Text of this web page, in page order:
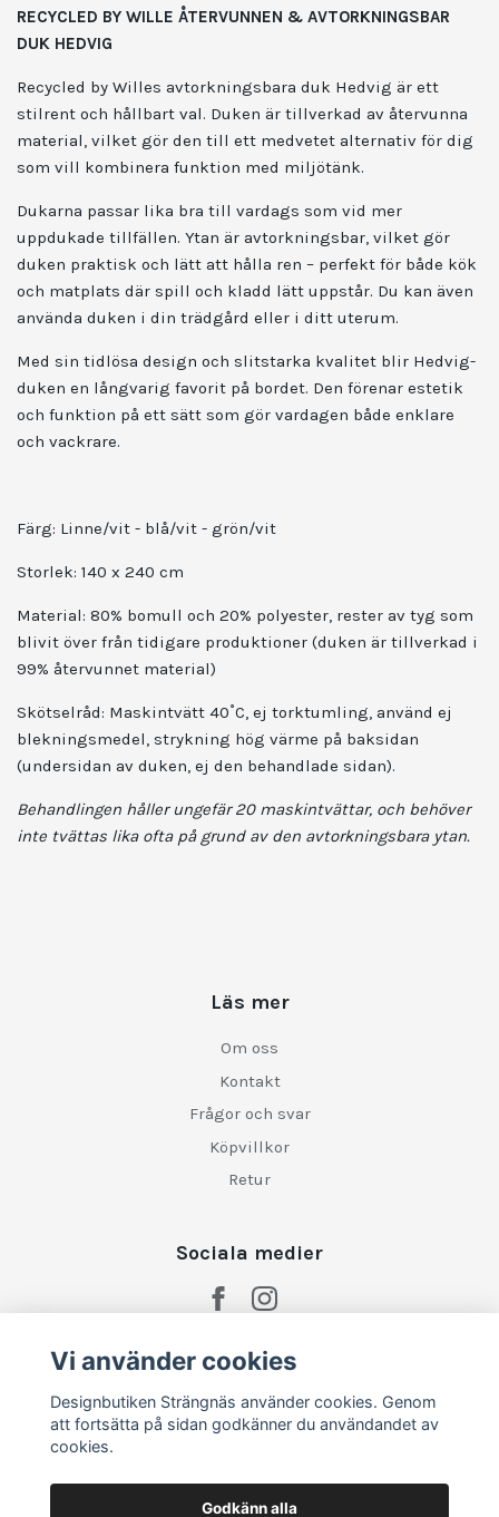
RECYCLED BY WILLE ÅTERVUNNEN & AVTORKNINGSBAR
DUK HEDVIG
Recycled by Willes avtorkningsbara duk Hedvig är ett
stilrent och hållbart val. Duken är tillverkad av återvunna
material, vilket gör den till ett medvetet alternativ för dig
som vill kombinera funktion med miljötänk.
Dukarna passar lika bra till vardags som vid mer
uppdukade tillfällen. Ytan är avtorkningsbar, vilket gör
duken praktisk och lätt att hålla ren – perfekt för både kök
och matplats där spill och kladd lätt uppstår. Du kan även
använda duken i din trädgård eller i ditt uterum.
Med sin tidlösa design och slitstarka kvalitet blir Hedvig-
duken en långvarig favorit på bordet. Den förenar estetik
och funktion på ett sätt som gör vardagen både enklare
och vackrare.
Färg: Linne/vit - blå/vit - grön/vit
Storlek: 140 x 240 cm
Material: 80% bomull och 20% polyester, rester av tyg som
blivit över från tidigare produktioner (duken är tillverkad i
99% återvunnet material)
Skötselråd: Maskintvätt 40˚C, ej torktumling, använd ej
blekningsmedel, strykning hög värme på baksidan
(undersidan av duken, ej den behandlade sidan).
Behandlingen håller ungefär 20 maskintvättar, och behöver
inte tvättas lika ofta på grund av den avtorkningsbara ytan.
Läs mer
Om oss
Kontakt
Frågor och svar
Köpvillkor
Retur
Sociala medier
Vi använder cookies
Designbutiken Strängnäs använder cookies. Genom
att fortsätta på sidan godkänner du användandet av
cookies.
Godkänn alla